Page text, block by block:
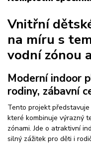
Vnitřní
na míru s
vodní zónou
Moderní indoor
rodiny, zábavní
Tento projekt představuje
které kombinuje výrazný
zónami. Jde o atraktivní
silný zážitek pro děti i